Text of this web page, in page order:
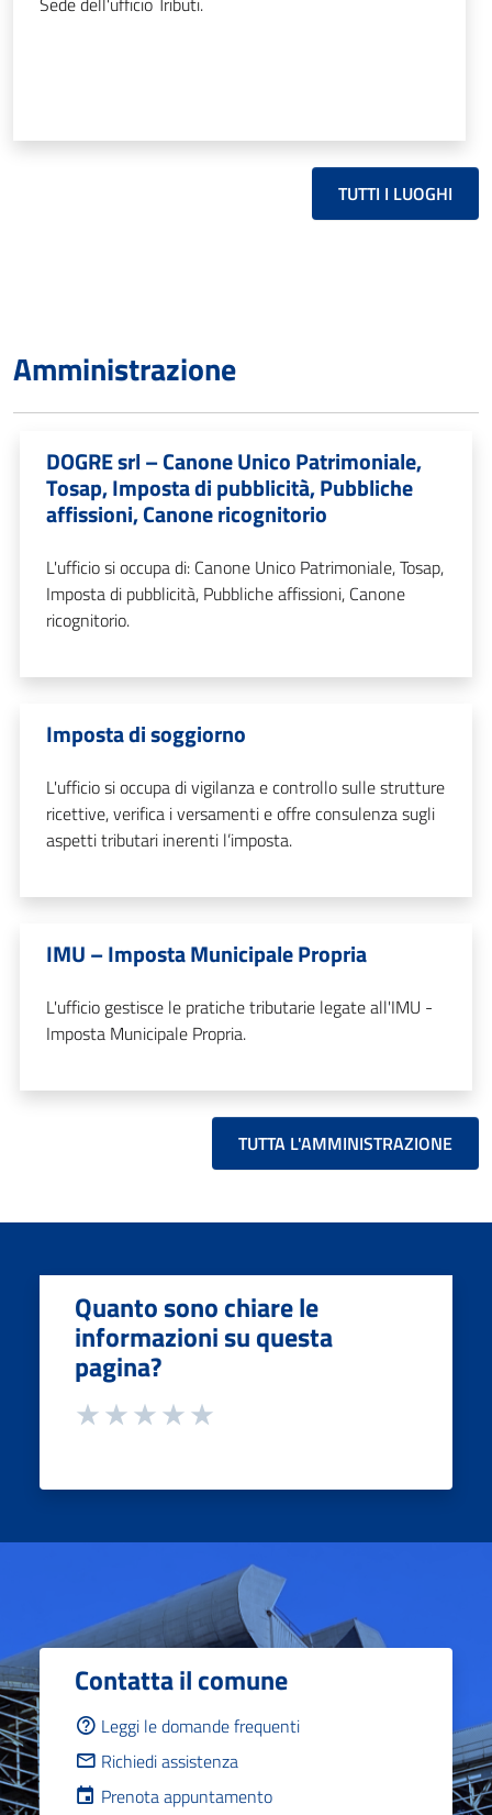
TUTTI I LUOGHI
Amministrazione
DOGRE srl – Canone Unico Patrimoniale,
Tosap, Imposta di pubblicità, Pubbliche
affissioni, Canone ricognitorio
L'ufficio si occupa di: Canone Unico Patrimoniale, Tosap,
Imposta di pubblicità, Pubbliche affissioni, Canone
ricognitorio.
Imposta di soggiorno
L'ufficio si occupa di vigilanza e controllo sulle strutture
ricettive, verifica i versamenti e offre consulenza sugli
aspetti tributari inerenti l’imposta.
IMU – Imposta Municipale Propria
L'ufficio gestisce le pratiche tributarie legate all'IMU -
Imposta Municipale Propria.
TUTTA L'AMMINISTRAZIONE
Quanto sono chiare le
informazioni su questa
pagina?
Contatta il comune
Leggi le domande frequenti
Richiedi assistenza
Prenota appuntamento